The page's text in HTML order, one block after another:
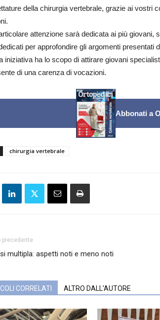
della chirurgia vertebrale, grazie ai vostri
attenzione sarà dedicata ai più giovani,
per approfondire gli argomenti presentati
iniziativa ha lo scopo di attirare giovani
di una carenza di vocazioni.
Abbonati a
chirurgia vertebrale
precedente
multipla: aspetti noti e meno noti
CORRELATI ALTRO DALL'AUTORE